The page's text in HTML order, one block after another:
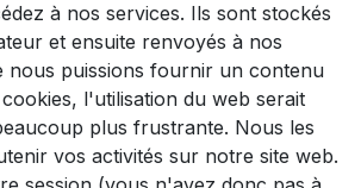
à nos services. Ils sont stockés
et ensuite renvoyés à nos
nous puissions fournir un contenu
l'utilisation du web serait
plus frustrante. Nous les
vos activités sur notre site web.